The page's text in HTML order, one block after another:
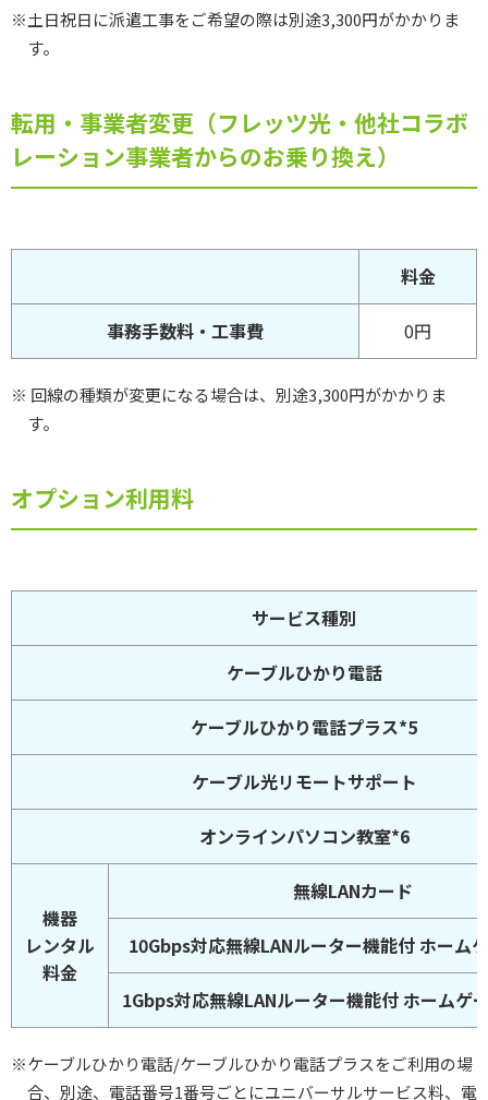
※土日祝日に派遣工事をご希望の際は別途3,300円がかかりま
す。
転用・事業者変更（フレッツ光・他社コラボ
レーション事業者からのお乗り換え）
料金
事務手数料・工事費 0円
※ 回線の種類が変更になる場合は、別途3,300円がかかりま
す。
オプション利用料
サービス種別
ケーブルひかり電話
ケーブルひかり電話プラス*5
ケーブル光リモートサポート
オンラインパソコン教室*6
機器
レンタル
料金
無線LANカード
10Gbps対応無線LANルーター機能付 ホーム
1Gbps対応無線LANルーター機能付 ホームゲ
※ケーブルひかり電話/ケーブルひかり電話プラスをご利用の場
合、別途、電話番号1番号ごとにユニバーサルサービス料、電